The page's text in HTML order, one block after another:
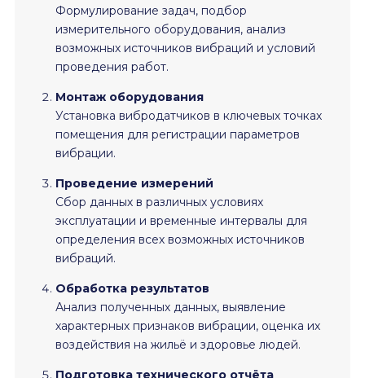
Формулирование задач, подбор
измерительного оборудования, анализ
возможных источников вибраций и условий
проведения работ.
Монтаж оборудования
Установка вибродатчиков в ключевых точках
помещения для регистрации параметров
вибрации.
Проведение измерений
Сбор данных в различных условиях
эксплуатации и временные интервалы для
определения всех возможных источников
вибраций.
Обработка результатов
Анализ полученных данных, выявление
характерных признаков вибрации, оценка их
воздействия на жильё и здоровье людей.
Подготовка технического отчёта